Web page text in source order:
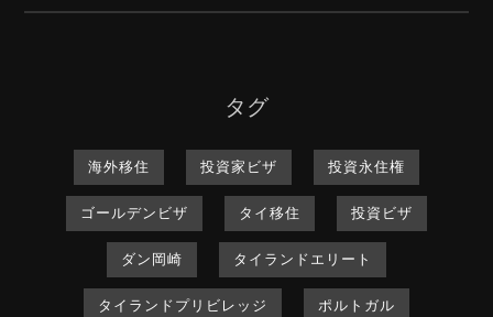
タグ
海外移住 投資家ビザ 投資永住権
ゴールデンビザ タイ移住 投資ビザ
ダン岡崎 タイランドエリート
タイランドプリビレッジ ポルトガル